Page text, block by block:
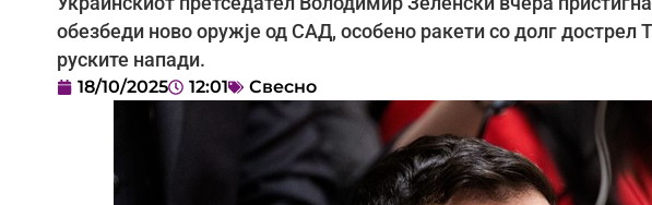
обезбеди ново оружје од САД, особено ракети со долг дострел
руските напади.
18/10/2025 12:01 Свесно